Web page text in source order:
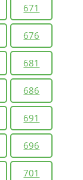
671
676
681
686
691
696
701